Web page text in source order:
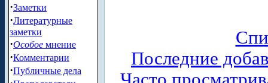
·Заметки
·Литературные
заметки
·Особое мнение
·Комментарии
·Публичные дела
Последние